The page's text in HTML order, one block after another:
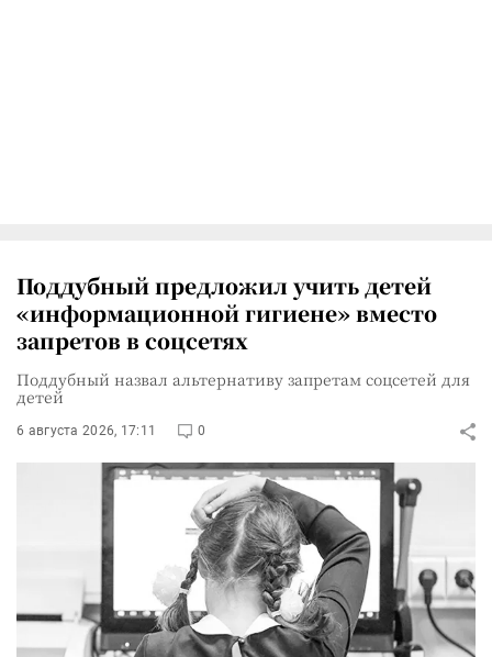
Поддубный предложил учить детей
«информационной гигиене» вместо
запретов в соцсетях
Поддубный назвал альтернативу запретам соцсетей для
детей
6 августа 2026, 17:11 0